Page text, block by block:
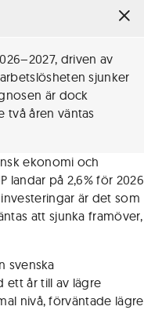
driven av
sjunker
är dock
två åren väntas
ekonomi och
landar på 2,6% för 2026
är det som
att sjunka framöver,
svenska
ett år till av lägre
nivå, förväntade lägre